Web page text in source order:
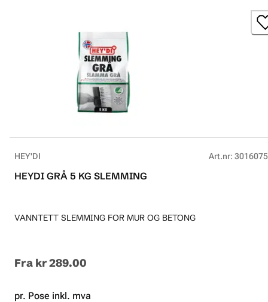
HEY'DI Art.nr:
HEYDI GRÅ 5 KG SLEMMING
VANNTETT SLEMMING FOR MUR OG BETONG
Fra kr 289.00
pr. Pose inkl. mva